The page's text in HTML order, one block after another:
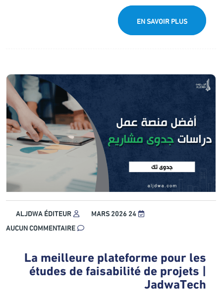
EN SAVOIR PLUS
24 MARS 2026
ALJDWA ÉDITEUR
AUCUN COMMENTAIRE
La meilleure plateforme pour les
études de faisabilité de projets |
JadwaTech